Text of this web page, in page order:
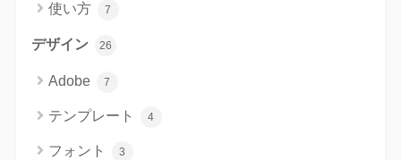
使い方 7
デザイン 26
Adobe 7
テンプレート 4
フォント 3